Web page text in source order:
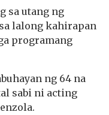
sa utang ng
lalong kahirapan
programang
ng 64 na
sabi ni acting